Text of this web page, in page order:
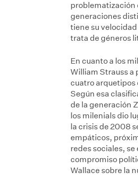
problematización
generaciones
tiene su
trata de géneros
En cuanto a los
William Strauss a
cuatro arquetipos
Según esa
de la generación
los milenials dio
la crisis de 2008
empáticos,
redes sociales,
compromiso
Wallace sobre la